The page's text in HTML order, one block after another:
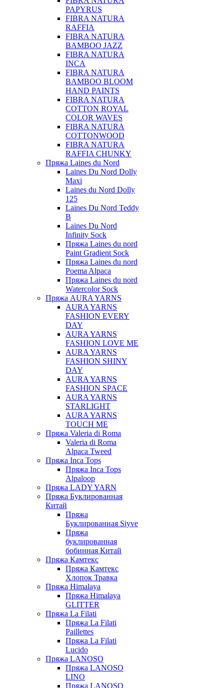
PAPYRUS
FIBRA NATURA
RAFFIA
FIBRA NATURA
BAMBOO JAZZ
FIBRA NATURA
INCA
FIBRA NATURA
BAMBOO BLOOM
HAND PAINTS
FIBRA NATURA
COTTON ROYAL
COLOR WAVES
FIBRA NATURA
COTTONWOOD
FIBRA NATURA
RAFFIA CHUNKY
Пряжа Laines du Nord
Laines Du Nord Dolly
Maxi
Laines du Nord Dolly
125
Laines Du Nord Teddy
B
Laines Du Nord
Infinity Sock
Пряжа Laines du nord
Paint Gradient Sock
Пряжа Laines du nord
Poema Alpaca
Пряжа Laines du nord
Watercolor Sock
Пряжа AURA YARNS
AURA YARNS
FASHION EVERY
DAY
AURA YARNS
FASHION LOVE ME
AURA YARNS
FASHION SHINY
DAY
AURA YARNS
FASHION SPACE
AURA YARNS
STARLIGHT
AURA YARNS
TOUCH ME
Пряжа Valeria di Roma
Valeria di Roma
Alpaca Tweed
Пряжа Inca Tops
Пряжа Inca Tops
Alpaloop
Пряжа LADY YARN
Пряжа Буклированная
Китай
Пряжа
Буклированная Siyve
Пряжа
буклированная
бобинная Китай
Пряжа Камтекс
Пряжа Камтекс
Хлопок Травка
Пряжа Himalaya
Пряжа Himalaya
GLITTER
Пряжа La Filati
Пряжа La Filati
Paillettes
Пряжа La Filati
Lucido
Пряжа LANOSO
Пряжа LANOSO
LINO
Пряжа LANOSO